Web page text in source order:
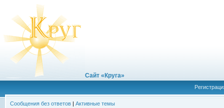
Сайт «Круга»
Сообщения без ответов | Активные темы